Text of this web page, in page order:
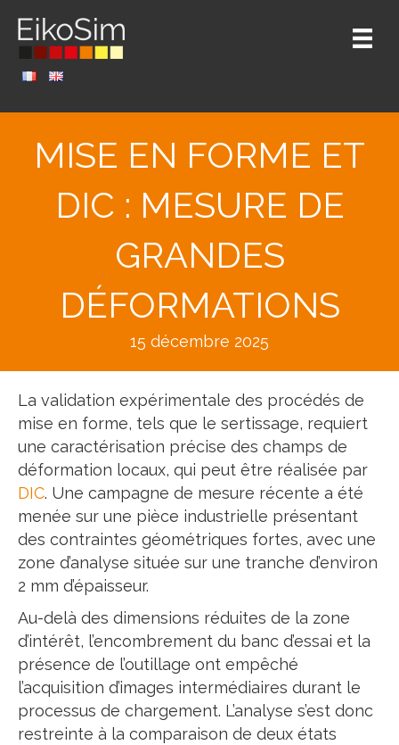
MISE EN FORME ET
DIC : MESURE DE
GRANDES
DÉFORMATIONS
15 décembre 2025
La validation expérimentale des procédés de
mise en forme, tels que le sertissage, requiert
une caractérisation précise des champs de
déformation locaux, qui peut être réalisée par
DIC. Une campagne de mesure récente a été
menée sur une pièce industrielle présentant
des contraintes géométriques fortes, avec une
zone d’analyse située sur une tranche d’environ
2 mm d’épaisseur.
Au-delà des dimensions réduites de la zone
d’intérêt, l’encombrement du banc d’essai et la
présence de l’outillage ont empêché
l’acquisition d’images intermédiaires durant le
processus de chargement. L’analyse s’est donc
restreinte à la comparaison de deux états